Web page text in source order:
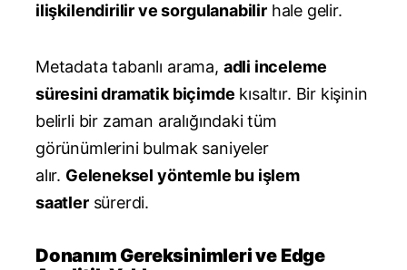
ilişkilendirilir ve sorgulanabilirhale gelir.
Metadata tabanlı arama, adli inceleme
süresini dramatik biçimde kısaltır. Bir kişinin
belirli bir zaman aralığındaki tüm
görünümlerini bulmak saniyeler
alır. Geleneksel yöntemle bu işlem
saatlersürerdi.
Donanım Gereksinimleri ve Edge